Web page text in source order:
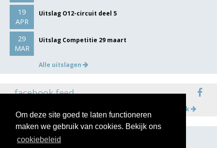
Om deze site goed te laten functioneren
maken we gebruik van cookies. Bekijk ons
cookiebeleid
19
APR
Uitslag O12-circuit deel 5
29
MAR
Uitslag Competitie 29 maart
Alle uitslagen
facebook feed
Meer op facebook
volg ons op